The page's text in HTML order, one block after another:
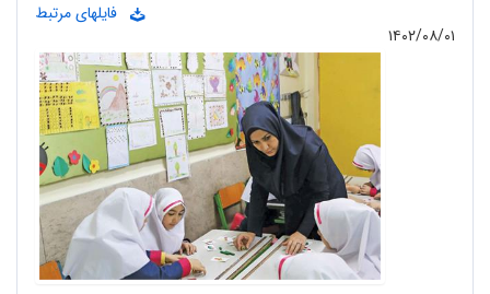
فایلهای مرتبط
۱۴۰۲/۰۸/۰۱